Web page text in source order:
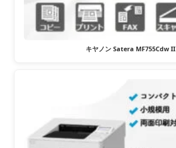
キヤノン Satera MF755Cdw II